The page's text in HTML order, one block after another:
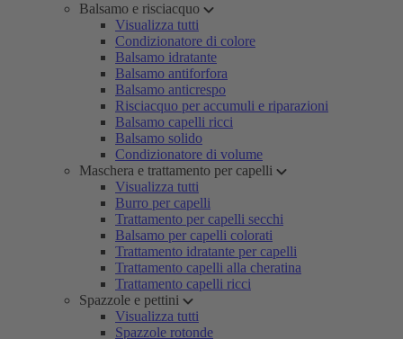
Balsamo e risciacquo
Visualizza tutti
Condizionatore di colore
Balsamo idratante
Balsamo antiforfora
Balsamo anticrespo
Risciacquo per accumuli e riparazioni
Balsamo capelli ricci
Balsamo solido
Condizionatore di volume
Maschera e trattamento per capelli
Visualizza tutti
Burro per capelli
Trattamento per capelli secchi
Balsamo per capelli colorati
Trattamento idratante per capelli
Trattamento capelli alla cheratina
Trattamento capelli ricci
Spazzole e pettini
Visualizza tutti
Spazzole rotonde